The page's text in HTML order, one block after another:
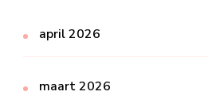
april 2026
maart 2026